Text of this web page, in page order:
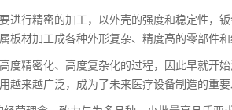
进行精密的加工，以外壳的强度和稳定性，
材加工成各种外形复杂、精度高的零部件和
精密化、高度复杂化的过程，因此早就开
来越广泛，成为了未来医疗设备制造的重要